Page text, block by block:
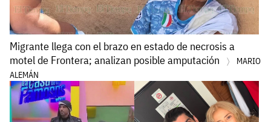
Migrante llega con el brazo en estado de necrosis a
motel de Frontera; analizan posible amputación
MARIO
ALEMÁN